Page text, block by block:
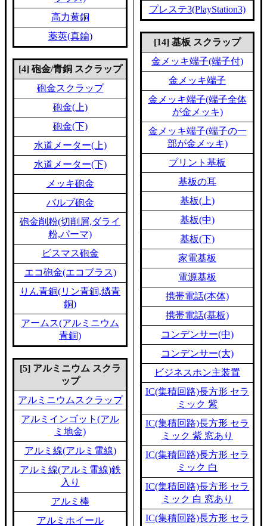
高力黄銅
薬莢(真鍮)
[4] 砲金/青銅 スクラップ
砲金スクラップ
砲金(上)
砲金(下)
水道メーター(上)
水道メーター(下)
メッキ砲金
バルブ砲金
砲金削粉(切削屑,ダライ
粉,パーマ)
ビスマス砲金
エコ砲金(エコブラス)
りん青銅(リン青銅,燐青
銅)
アームス(アルミニウム
青銅)
[5] アルミニウム スクラ
ップ
アルミニウムスクラップ
アルミインゴット(アル
ミ地金)
アルミ線(アルミ電線)
アルミ線(アルミ電線)鉄
入り
アルミ棒
アルミホイール
プレステ3(PlayStation3)
[14] 基板 スクラップ
金メッキ端子(端子付)
金メッキ端子
金メッキ端子(端子全体
が金メッキ)
金メッキ端子(端子の一
部が金メッキ)
プリント基板
基板の耳
基板(上)
基板(中)
基板(下)
家電基板
電源基板
携帯電話(本体)
携帯電話(基板)
コンデンサー(中)
コンデンサー(大)
ビジネスホン主装置
IC(集積回路)長方形 セラ
ミック 紫
IC(集積回路)長方形 セラ
ミック 紫 窓あり
IC(集積回路)長方形 セラ
ミック 白
IC(集積回路)長方形 セラ
ミック 白 窓あり
IC(集積回路)長方形 セラ